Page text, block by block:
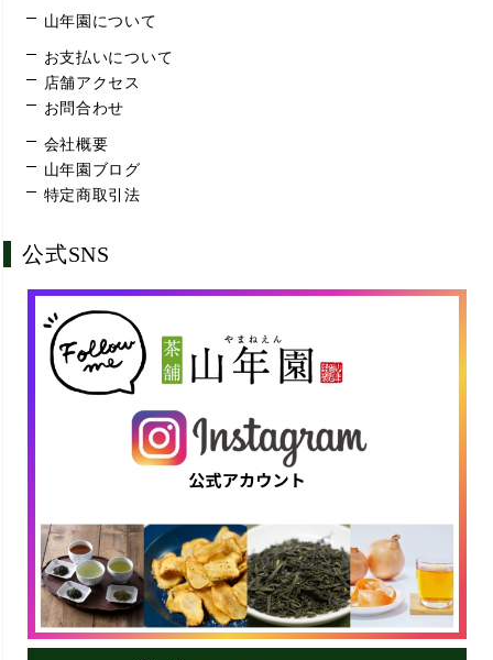
山年園について
お支払いについて
店舗アクセス
お問合わせ
会社概要
山年園ブログ
特定商取引法
公式SNS